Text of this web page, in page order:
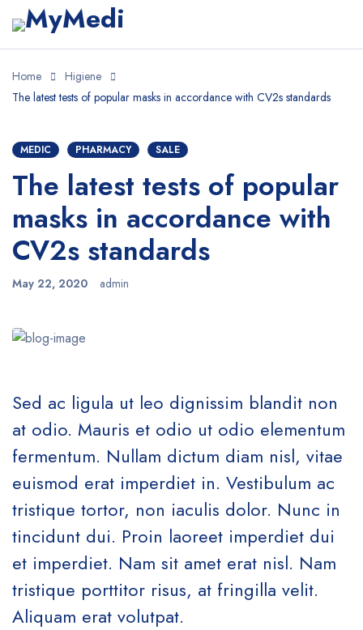
Home
Higiene
The latest tests of popular masks in accordance with CV2s standards
MEDIC PHARMACY SALE
The latest tests of popular
masks in accordance with
CV2s standards
May 22, 2020 admin
Sed ac ligula ut leo dignissim blandit non
at odio. Mauris et odio ut odio elementum
fermentum. Nullam dictum diam nisl, vitae
euismod erat imperdiet in. Vestibulum ac
tristique tortor, non iaculis dolor. Nunc in
tincidunt dui. Proin laoreet imperdiet dui
et imperdiet. Nam sit amet erat nisl. Nam
tristique porttitor risus, at fringilla velit.
Aliquam erat volutpat.